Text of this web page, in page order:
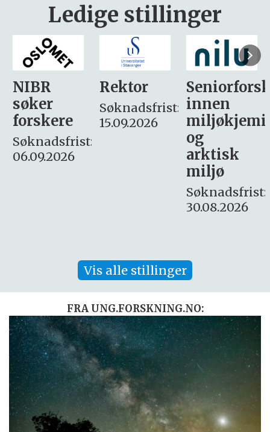
Ledige stillinger
Rektor
Søknadsfrist:
15.09.2026
Seniorforsker
innen
miljøkjemi
søker
– fast
Søknadsfrist:
16. august.
Vis alle stillinger
FRA UNG.FORSKNING.NO: